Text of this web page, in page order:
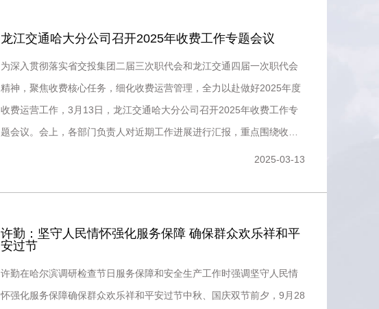
龙江交通哈大分公司召开2025年收费工作专题会议
为深入贯彻落实省交投集团二届三次职代会和龙江交通四届一次职代会
精神，聚焦收费核心任务，细化收费运营管理，全力以赴做好2025年度
收费运营工作，3月13日，龙江交通哈大分公司召开2025年收费工作专
题会议。会上，各部门负责人对近期工作进展进行汇报，重点围绕收费
2025-03-13
许勤：坚守人民情怀强化服务保障 ​确保群众欢乐祥和平
安过节
许勤在哈尔滨调研检查节日服务保障和安全生产工作时强调坚守人民情
怀强化服务保障确保群众欢乐祥和平安过节中秋、国庆双节前夕，9月28